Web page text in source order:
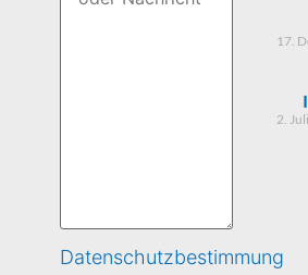
Datenschutzbestimmung
17.
2.